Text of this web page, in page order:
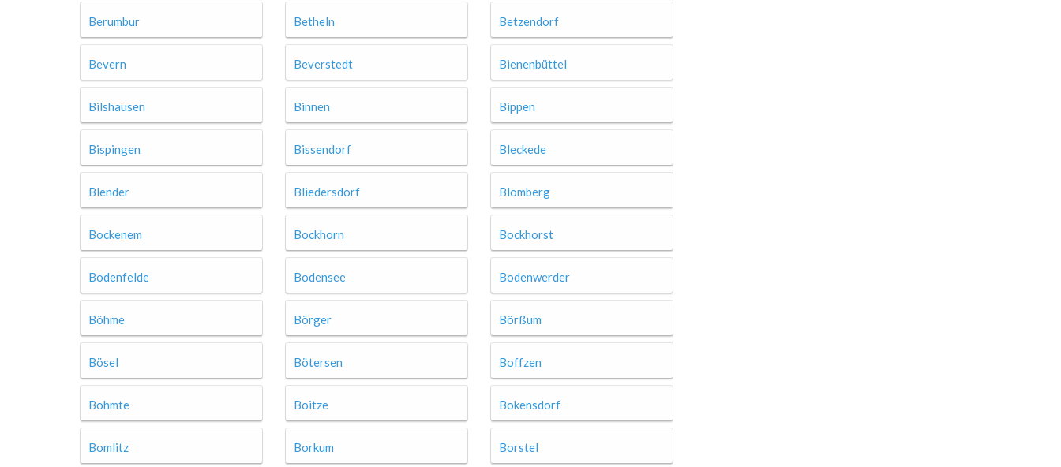
Berumbur Betheln Betzendorf
Bevern Beverstedt Bienenbüttel
Bilshausen Binnen Bippen
Bispingen Bissendorf Bleckede
Blender Bliedersdorf Blomberg
Bockenem Bockhorn Bockhorst
Bodenfelde Bodensee Bodenwerder
Böhme Börger Börßum
Bösel Bötersen Boffzen
Bohmte Boitze Bokensdorf
Bomlitz Borkum Borstel